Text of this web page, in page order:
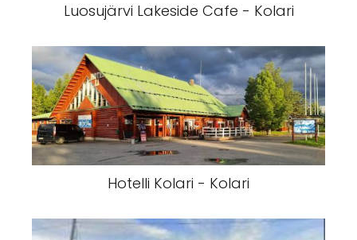
Luosujärvi Lakeside Cafe - Kolari
Hotelli Kolari - Kolari